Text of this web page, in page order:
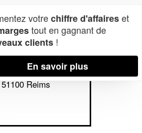
(SARL)
Gabriel Voisin
51100 Reims
votrechiffre d'affaireset
tout en gagnant de
clients !
En savoir plus